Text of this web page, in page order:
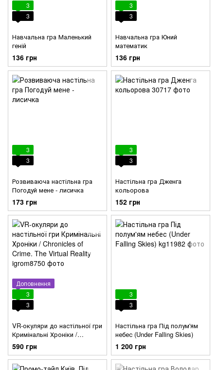
3
3
Навчальна гра Маленький
геній
136 грн
3
3
Навчальна гра Юний
математик
136 грн
3
3
Розвиваюча настільна гра
Погодуй мене - лисичка
173 грн
3
3
Настільна гра Дженга
кольорова
152 грн
Доповнення
3
3
VR-окуляри до настільної гри
Кримінальні Хроніки /
Chronicles of Crime. The Virtual
Reality
590 грн
3
3
Настільна гра Під полум'ям
небес (Under Falling Skies)
1 200 грн